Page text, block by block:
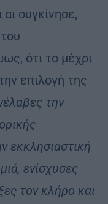
συγκίνησε,
ότι το μέχρι
επιλογή της
την
εκκλησιαστική
ενίσχυσες
τον κλήρο και